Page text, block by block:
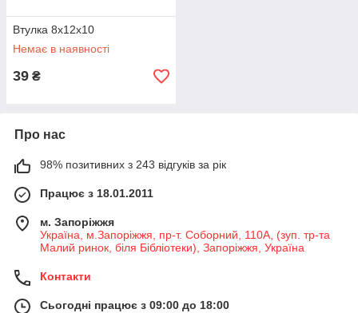
Втулка 8x12x10
Немає в наявності
39 ₴
Про нас
98% позитивних з 243 відгуків за рік
Працює з 18.01.2011
м. Запоріжжя
Україна, м.Запоріжжя, пр-т. Соборний, 110А, (зуп. тр-та
Малий ринок, біля Бібліотеки), Запоріжжя, Україна
Контакти
Сьогодні працює з 09:00 до 18:00